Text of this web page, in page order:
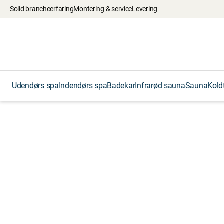
Solid brancheerfaringMontering & serviceLevering
Udendørs spaIndendørs spaBadekarInfrarød saunaSauna